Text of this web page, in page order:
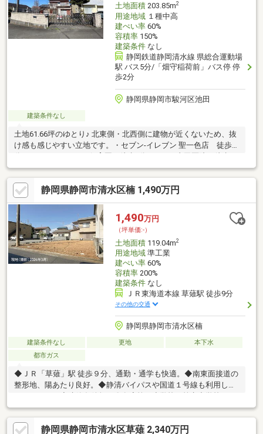
土地面積203.85m2
用途地域１種中高
建ぺい率60%
容積率150%
建築条件なし
静岡鉄道静岡清水線 県総合運動場
駅 バス5分/「畑守稲荷前」バス停 停
歩2分
静岡県静岡市駿河区池田
建築条件なし
土地61.66坪のゆとり♪ 北東側・北西側に建物が近くないため、抜
け感も感じやすい立地です。・セブン-イレブン 聖一色店 徒歩6
分/450m・つくしんぼ保育園 徒歩6分/450m・山田医院 徒歩6
分/500m・JA東豊田支店 徒歩8分/600m・草薙総合運動場 徒歩
9分/650m・東豊田幼稚園 徒歩9分/650m・KOマート 徒歩10
分/800m・東豊田小学校 徒歩10分/750m当社では、住宅ローン
申請のお手伝いやアドバイスなども行なっています。その他、不
動産のことならなんでもご相談ください。現地だけでなく、周辺
の様子もご紹介します。 ☆その他複数物件案内可能！
静岡県静岡市清水区楠 1,490万円
1,490万円
（坪単価:-）
土地面積119.04m2
用途地域準工業
建ぺい率60%
容積率200%
建築条件なし
ＪＲ東海道本線 草薙駅 徒歩9分
その他の交通
静岡県静岡市清水区楠
建築条件なし 更地
本下水
都市ガス
◆ＪＲ「草薙」駅 徒歩９分、通勤・通学も快適。◆南東面接道の
整形地、陽あたり良好。◆静清バイパスや国道１号線も利用しや
静岡県静岡市清水区草薙 2,340万円